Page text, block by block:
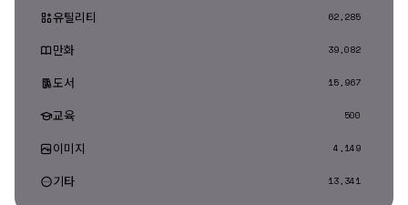
유틸리티 62,285
만화 39,082
도서 15,967
교육 500
이미지 4,149
기타 13,341